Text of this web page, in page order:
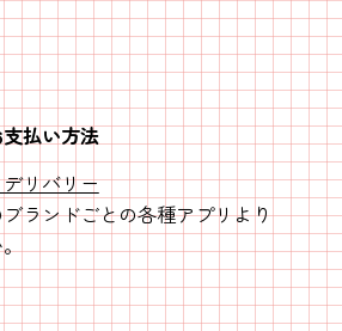
払い方法
リバリー
ランドごとの各種アプリより